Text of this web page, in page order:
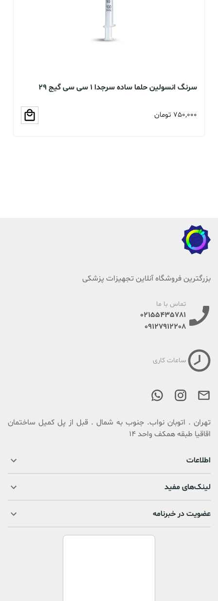
سرنگ انسولین حلما ساده سرجدا 1 سی سی گیج 29
750,000 تومان
بزرگترین فروشگاه آنلاین تجهیزات پزشکی
تماس با ما
02155435781
09127912208
ساعات کاری
تهران . اتوبان نواب. جنوب به شمال . قبل از پل کمیل ساختمان
اقاقیا طبقه همکف واحد 14
اطلاعات
لینک‌های مفید
عضویت در خبرنامه